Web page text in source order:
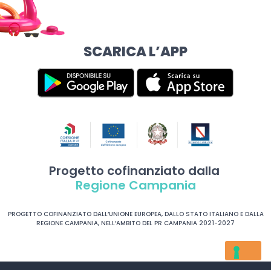
SCARICA L’APP
Progetto cofinanziato dalla
Regione Campania
PROGETTO COFINANZIATO DALL’UNIONE EUROPEA, DALLO STATO ITALIANO E DALLA
REGIONE CAMPANIA, NELL’AMBITO DEL PR CAMPANIA 2021-2027